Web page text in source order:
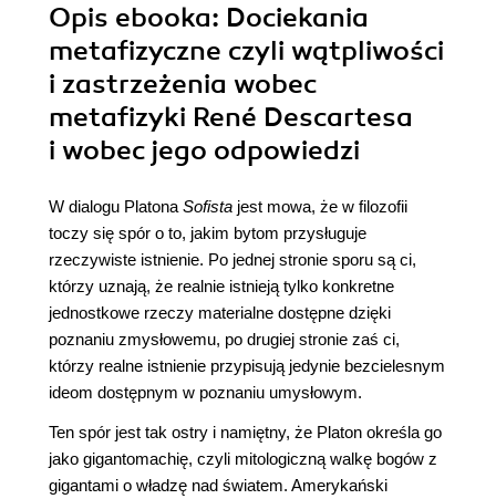
Opis ebooka: Dociekania
metafizyczne czyli wątpliwości
i zastrzeżenia wobec
metafizyki René Descartesa
i wobec jego odpowiedzi
W dialogu Platona Sofista jest mowa, że w filozofii
toczy się spór o to, jakim bytom przysługuje
rzeczywiste istnienie. Po jednej stronie sporu są ci,
którzy uznają, że realnie istnieją tylko konkretne
jednostkowe rzeczy materialne dostępne dzięki
poznaniu zmysłowemu, po drugiej stronie zaś ci,
którzy realne istnienie przypisują jedynie bezcielesnym
ideom dostępnym w poznaniu umysłowym.
Ten spór jest tak ostry i namiętny, że Platon określa go
jako gigantomachię, czyli mitologiczną walkę bogów z
gigantami o władzę nad światem. Amerykański